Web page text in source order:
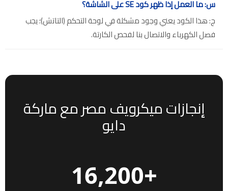
س: ما العمل إذا ظهر كود SE على الشاشة؟
ج: هذا الكود يعني وجود مشكلة في لوحة التحكم (التاتش)؛ يجب
فصل الكهرباء والاتصال بنا لفحص الكارتة.
إنجازات ميكرويف مصر مع ماركة
دايو
+16,200